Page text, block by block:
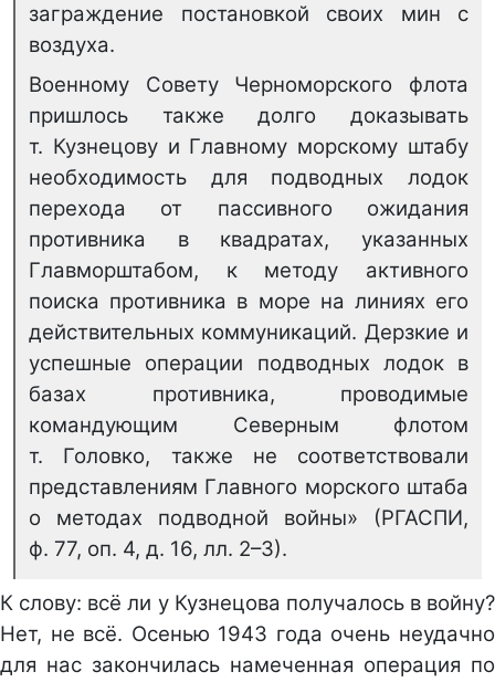
заграждение постановкой своих мин с
воздуха.
Военному Совету Черноморского флота
пришлось также долго доказывать
т. Кузнецову и Главному морскому штабу
необходимость для подводных лодок
перехода от пассивного ожидания
противника в квадратах, указанных
Главморштабом, к методу активного
поиска противника в море на линиях его
действительных коммуникаций. Дерзкие и
успешные операции подводных лодок в
базах противника, проводимые
командующим Северным флотом
т. Головко, также не соответствовали
представлениям Главного морского штаба
о методах подводной войны» (РГАСПИ,
ф. 77, оп. 4, д. 16, лл. 2–3).
К слову: всё ли у Кузнецова получалось в войну?
Нет, не всё. Осенью 1943 года очень неудачно
для нас закончилась намеченная операция по